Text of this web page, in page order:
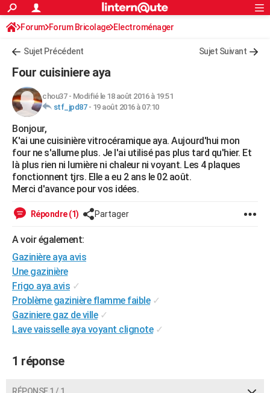
ACTUALITÉS
Politique
Société
Faits Divers
Education
Monde
Villes
+
FINANCE
Retraite
Impôts
Epargne
Immobilier
Risques naturels par ville
Banque
Assurance
Crédit
AUTO
Essais
Réserver un essai
Citadines
Berlines
SUV
Forum auto
+HIGH-TECH
Mobiles
Meilleur smartphone
Internet
Ordinateurs
Jeux vidéo
Guide high-tech
+BRICOLAGE
Forum
Aménagement intérieur
Extérieur
Cuisine
Salle de bains
Jardinage
Rangement
WEEK-END
Guides de France
Escapades
Patrimoine
Expositions
Musées
Week-end nature
LIFESTYLE
SANTE
Alimentation
Guide de la santé
Maladies
Médicaments
Sommeil
VOYAGE
Destinations
City break
Voyage nature
Voyage de noces
Forum
Climat
+PHOTO
GUIDES D'ACHAT
BONS PLANS
CARTE DE VOEUX
S'inscrire
Connexion
Forum Forum Bricolage Electroménager
Sujet Précédent Sujet Suivant
Four cuisiniere aya
chou37- Modifié le 18 août 2016 à 19:51
stf_jpd87- 19 août 2016 à 07:10
Bonjour,
K'ai une cuisinière vitrocéramique aya. Aujourd'hui mon
four ne s'allume plus. Je l'ai utilisé pas plus tard qu'hier. Et
là plus rien ni lumière ni chaleur ni voyant. Les 4 plaques
fonctionnent tjrs. Elle a eu 2 ans le 02 août.
Merci d'avance pour vos idées.
Répondre (1) Partager
A voir également:
Gazinière aya avis
Une gazinière
Frigo aya avis ✓
Problème gazinière flamme faible ✓
Gaziniere gaz de ville ✓
Lave vaisselle aya voyant clignote ✓
1 réponse